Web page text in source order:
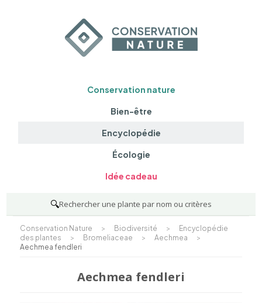
Conservation nature
Bien-être
Encyclopédie
Écologie
Idée cadeau
🔍Rechercher une plante par nom ou critères
Conservation Nature > Biodiversité >
Encyclopédie
des plantes
> Bromeliaceae > Aechmea
>
Aechmea fendleri
Aechmea fendleri